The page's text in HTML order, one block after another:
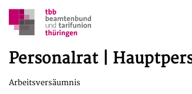
Personalrat |
Arbeitsversäumnis